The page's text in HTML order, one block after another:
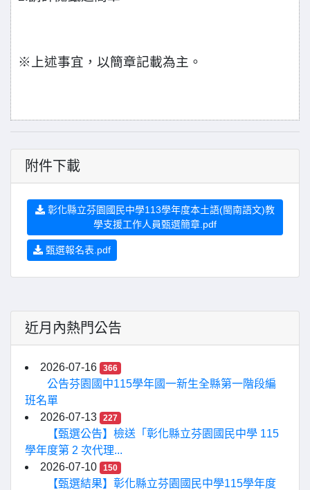
※ 上述事宜，以簡章記載為主。
附件下載
彰化縣立芬園國民中學113學年度本土語(閩南語文)教
學支援工作人員甄選簡章.pdf
甄選報名表.pdf
近月內熱門公告
2026-07-16 366
公告芬園國中115學年國一新生全縣第一階段編
班名單
2026-07-13
227
【甄選公告】檢送「彰化縣立芬園國民中學 115
學年度第 2 次代理...
2026-07-10
150
【甄選結果】彰化縣立芬園國民中學115學年度